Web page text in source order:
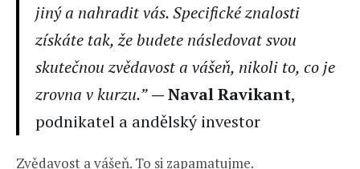
jiný a nahradit vás. Specifické znalosti
získáte tak, že budete následovat svou
skutečnou zvědavost a vášeň, nikoli to, co je
zrovna v kurzu.” — Naval Ravikant,
podnikatel a andělský investor
Zvědavost a vášeň. To si zapamatujme.